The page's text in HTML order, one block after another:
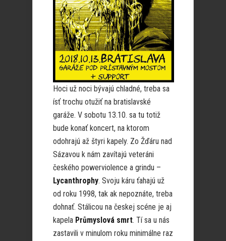
Hoci už noci bývajú chladné, treba sa
ísť trochu otužiť na bratislavské
garáže. V sobotu 13.10. sa tu totiž
bude konať koncert, na ktorom
odohrajú až štyri kapely. Zo Žďáru nad
Sázavou k nám zavítajú veteráni
českého powerviolence a grindu –
Lycanthrophy. Svoju káru ťahajú už
od roku 1998, tak ak nepoznáte, treba
dohnať. Stálicou na českej scéne je aj
kapela Průmyslová smrt. Tí sa u nás
zastavili v minulom roku minimálne raz